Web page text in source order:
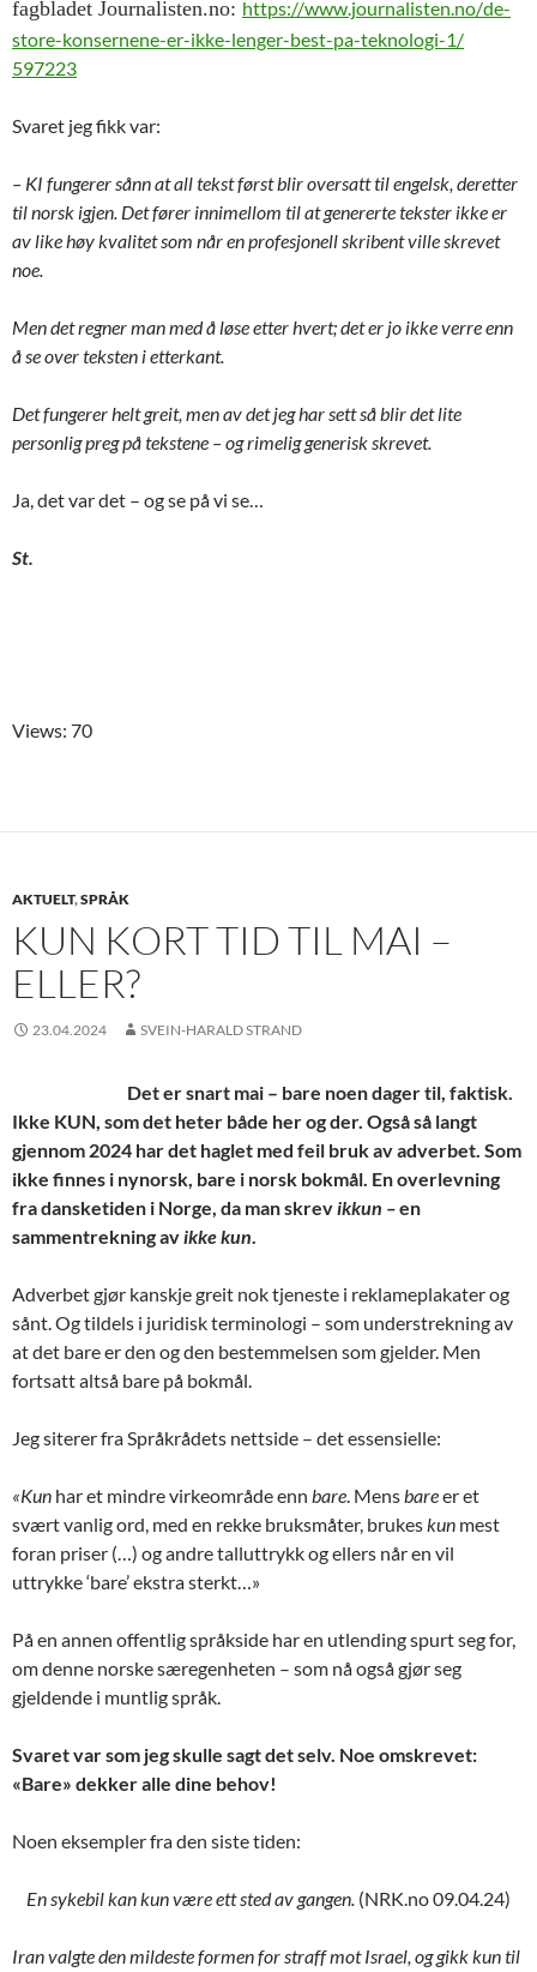
fagbladet Journalisten.no: https://www.journalisten.no/de-
store-konsernene-er-ikke-lenger-best-pa-teknologi-1/
597223
Svaret jeg fikk var:
– KI fungerer sånn at all tekst først blir oversatt til engelsk, deretter
til norsk igjen. Det fører innimellom til at genererte tekster ikke er
av like høy kvalitet som når en profesjonell skribent ville skrevet
noe.
Men det regner man med å løse etter hvert; det er jo ikke verre enn
å se over teksten i etterkant.
Det fungerer helt greit, men av det jeg har sett så blir det lite
personlig preg på tekstene – og rimelig generisk skrevet.
Ja, det var det – og se på vi se…
St.
Views: 70
AKTUELT,SPRÅK
KUN KORT TID TIL MAI –
ELLER?
23.04.2024 SVEIN-HARALD STRAND
Det er snart mai – bare noen dager til, faktisk.
Ikke KUN, som det heter både her og der. Også så langt
gjennom 2024 har det haglet med feil bruk av adverbet. Som
ikke finnes i nynorsk, bare i norsk bokmål. En overlevning
fra dansketiden i Norge, da man skrevikkun –en
sammentrekning avikke kun.
Adverbet gjør kanskje greit nok tjeneste i reklameplakater og
sånt. Og tildels i juridisk terminologi – som understrekning av
at det bare er den og den bestemmelsen som gjelder. Men
fortsatt altså bare på bokmål.
Jeg siterer fra Språkrådets nettside – det essensielle:
«Kun har et mindre virkeområde enn bare. Mensbareer et
svært vanlig ord, med en rekke bruksmåter, brukeskun mest
foran priser (…) og andre talluttrykk og ellers når en vil
uttrykke ‘bare’ ekstra sterkt…»
På en annen offentlig språkside har en utlending spurt seg for,
om denne norske særegenheten – som nå også gjør seg
gjeldende i muntlig språk.
Svaret var som jeg skulle sagt det selv. Noe omskrevet:
«Bare» dekker alle dine behov!
Noen eksempler fra den siste tiden:
En sykebil kan kun være ett sted av gangen. (NRK.no 09.04.24)
Iran valgte den mildeste formen for straff mot Israel, og gikk kun til